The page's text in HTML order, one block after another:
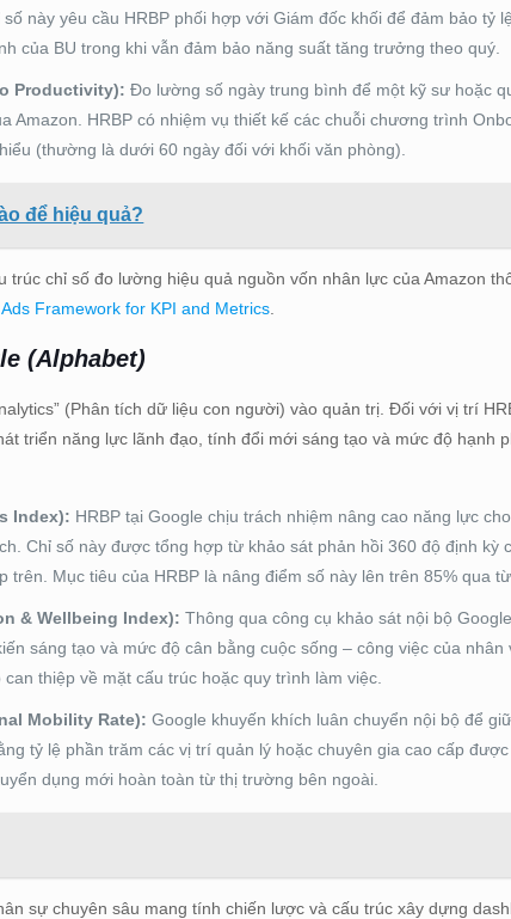
này yêu cầu HRBP phối hợp với Giám đốc khối để đảm bảo tỷ
của BU trong khi vẫn đảm bảo năng suất tăng trưởng theo quý.
Productivity): Đo lường số ngày trung bình để một kỹ sư hoặc
Amazon. HRBP có nhiệm vụ thiết kế các chuỗi chương trình
(thường là dưới 60 ngày đối với khối văn phòng).
để hiệu quả?
trúc chỉ số đo lường hiệu quả nguồn vốn nhân lực của Amazon
Framework for KPI and Metrics
(Alphabet)
(Phân tích dữ liệu con người) vào quản trị. Đối với vị trí
triển năng lực lãnh đạo, tính đổi mới sáng tạo và mức độ hạnh
Index): HRBP tại Google chịu trách nhiệm nâng cao năng lực
Chỉ số này được tổng hợp từ khảo sát phản hồi 360 độ định kỳ
Mục tiêu của HRBP là nâng điểm số này lên trên 85% qua
& Wellbeing Index): Thông qua công cụ khảo sát nội bộ
sáng tạo và mức độ cân bằng cuộc sống – công việc của nhân
thiệp về mặt cấu trúc hoặc quy trình làm việc.
Mobility Rate): Google khuyến khích luân chuyển nội bộ để
tỷ lệ phần trăm các vị trí quản lý hoặc chuyên gia cao cấp
dụng mới hoàn toàn từ thị trường bên ngoài.
sự chuyên sâu mang tính chiến lược và cấu trúc xây dựng